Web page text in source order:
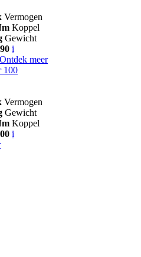
Vermogen
Koppel
Gewicht
i
Ontdek meer
100
Vermogen
Gewicht
Koppel
i